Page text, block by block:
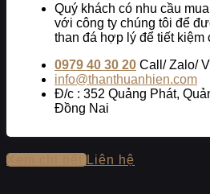
Quý khách có nhu cầu
với công ty chúng tôi để
than đá hợp lý để tiết kiệm
0979 40 30 20 Call/ Zalo/
info@thanthuanhien.com
Đ/c : 352 Quảng Phát,
Đồng Nai
Xem chi tiết Liên hệ